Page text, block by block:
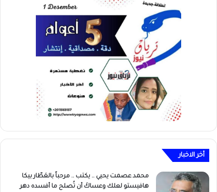
أخر الاخبار
محمد عصمت يحيي .. يكتب .. مرحباً بالعَطّار بيكا
هافيستو لعلك وعساكَ أن تُصلح ما أفسده دهر